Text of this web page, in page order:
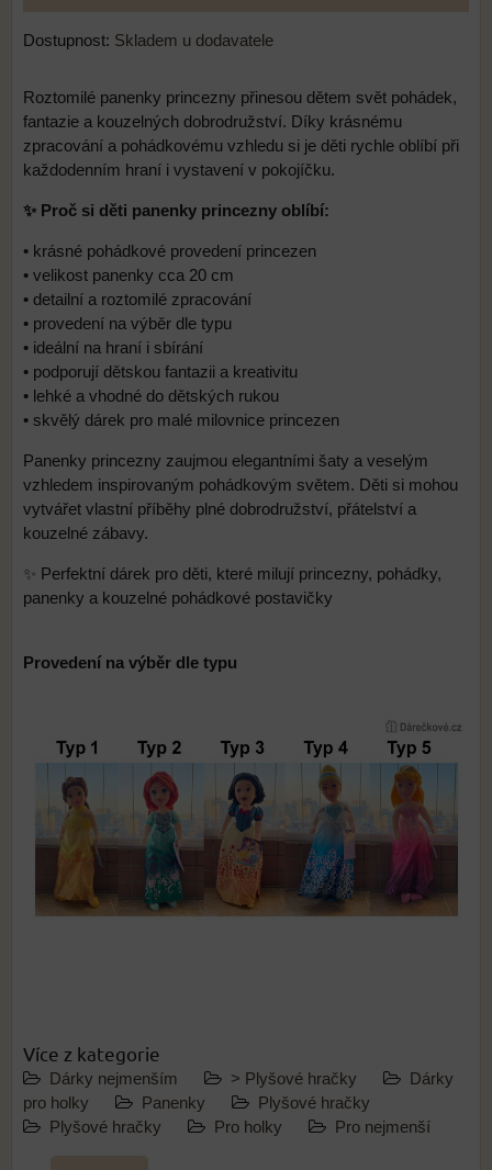
Dostupnost: Skladem u dodavatele
Roztomilé panenky princezny přinesou dětem svět pohádek,
fantazie a kouzelných dobrodružství. Díky krásnému
zpracování a pohádkovému vzhledu si je děti rychle oblíbí při
každodenním hraní i vystavení v pokojíčku.
✨ Proč si děti panenky princezny oblíbí:
• krásné pohádkové provedení princezen
• velikost panenky cca 20 cm
• detailní a roztomilé zpracování
• provedení na výběr dle typu
• ideální na hraní i sbírání
• podporují dětskou fantazii a kreativitu
• lehké a vhodné do dětských rukou
• skvělý dárek pro malé milovnice princezen
Panenky princezny zaujmou elegantními šaty a veselým
vzhledem inspirovaným pohádkovým světem. Děti si mohou
vytvářet vlastní příběhy plné dobrodružství, přátelství a
kouzelné zábavy.
✨ Perfektní dárek pro děti, které milují princezny, pohádky,
panenky a kouzelné pohádkové postavičky
Provedení na výběr dle typu
Více z kategorie
Dárky nejmenším > Plyšové hračky
Dárky
pro holky
Panenky
Plyšové hračky
Plyšové hračky
Pro holky Pro nejmenší